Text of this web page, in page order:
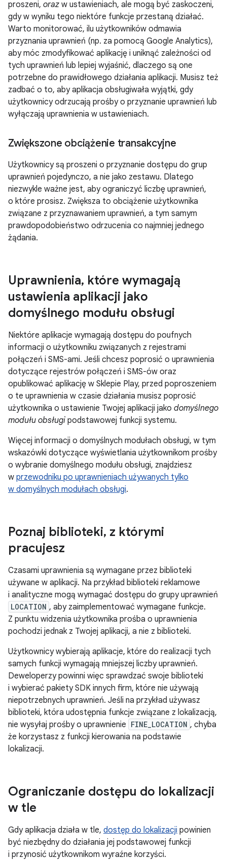
proszeni, oraz w ustawieniach, ale mogą być zaskoczeni,
gdy w wyniku tego niektóre funkcje przestaną działać.
Warto monitorować, ilu użytkowników odmawia
przyznania uprawnień (np. za pomocą Google Analytics),
aby móc zmodyfikować aplikację i uniknąć zależności od
tych uprawnień lub lepiej wyjaśnić, dlaczego są one
potrzebne do prawidłowego działania aplikacji. Musisz też
zadbać o to, aby aplikacja obsługiwała wyjątki, gdy
użytkownicy odrzucają prośby o przyznanie uprawnień lub
wyłączają uprawnienia w ustawieniach.
Zwiększone obciążenie transakcyjne
Użytkownicy są proszeni o przyznanie dostępu do grup
uprawnień pojedynczo, a nie jako zestawu. Dlatego
niezwykle ważne jest, aby ograniczyć liczbę uprawnień,
o które prosisz. Zwiększa to obciążenie użytkownika
związane z przyznawaniem uprawnień, a tym samym
prawdopodobieństwo odrzucenia co najmniej jednego
żądania.
Uprawnienia, które wymagają
ustawienia aplikacji jako
domyślnego modułu obsługi
Niektóre aplikacje wymagają dostępu do poufnych
informacji o użytkowniku związanych z rejestrami
połączeń i SMS-ami. Jeśli chcesz poprosić o uprawnienia
dotyczące rejestrów połączeń i SMS-ów oraz
opublikować aplikację w Sklepie Play, przed poproszeniem
o te uprawnienia w czasie działania musisz poprosić
użytkownika o ustawienie Twojej aplikacji jako domyślnego
modułu obsługi podstawowej funkcji systemu.
Więcej informacji o domyślnych modułach obsługi, w tym
wskazówki dotyczące wyświetlania użytkownikom prośby
o wybranie domyślnego modułu obsługi, znajdziesz
w przewodniku po uprawnieniach używanych tylko
w domyślnych modułach obsługi.
Poznaj biblioteki, z którymi
pracujesz
Czasami uprawnienia są wymagane przez biblioteki
używane w aplikacji. Na przykład biblioteki reklamowe
i analityczne mogą wymagać dostępu do grupy uprawnień
LOCATION , aby zaimplementować wymagane funkcje.
Z punktu widzenia użytkownika prośba o uprawnienia
pochodzi jednak z Twojej aplikacji, a nie z biblioteki.
Użytkownicy wybierają aplikacje, które do realizacji tych
samych funkcji wymagają mniejszej liczby uprawnień.
Deweloperzy powinni więc sprawdzać swoje biblioteki
i wybierać pakiety SDK innych firm, które nie używają
niepotrzebnych uprawnień. Jeśli na przykład używasz
biblioteki, która udostępnia funkcje związane z lokalizacją,
nie wysyłaj prośby o uprawnienie FINE_LOCATION , chyba
że korzystasz z funkcji kierowania na podstawie
lokalizacji.
Ograniczanie dostępu do lokalizacji
w tle
Gdy aplikacja działa w tle, dostęp do lokalizacji powinien
być niezbędny do działania jej podstawowej funkcji
i przynosić użytkownikom wyraźne korzyści.